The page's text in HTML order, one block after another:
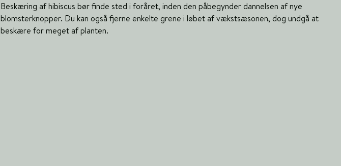
Beskæring af hibiscus bør finde sted i foråret, inden den påbegynder dannelsen af nye
blomsterknopper. Du kan også fjerne enkelte grene i løbet af vækstsæsonen, dog undgå at
beskære for meget af planten.